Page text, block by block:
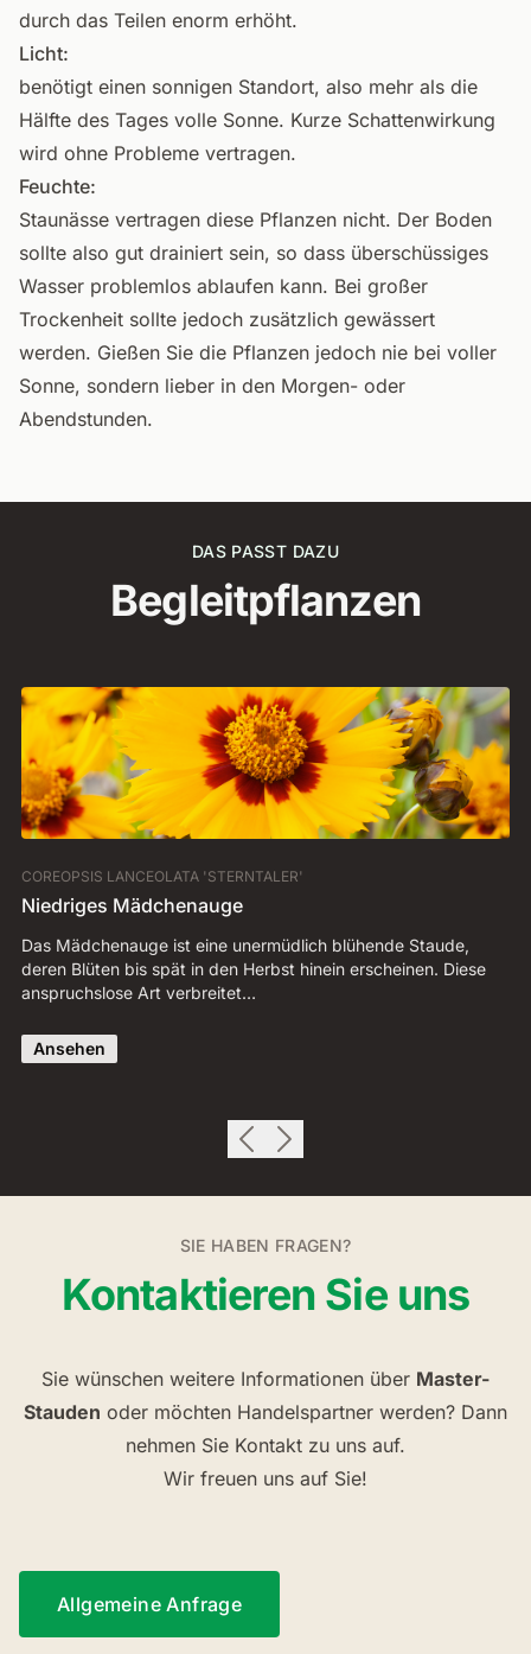
durch das Teilen enorm erhöht.
Licht:
benötigt einen sonnigen Standort, also mehr als die
Hälfte des Tages volle Sonne. Kurze Schattenwirkung
wird ohne Probleme vertragen.
Feuchte:
Staunässe vertragen diese Pflanzen nicht. Der Boden
sollte also gut drainiert sein, so dass überschüssiges
Wasser problemlos ablaufen kann. Bei großer
Trockenheit sollte jedoch zusätzlich gewässert
werden. Gießen Sie die Pflanzen jedoch nie bei voller
Sonne, sondern lieber in den Morgen- oder
Abendstunden.
DAS PASST DAZU
Begleitpflanzen
COREOPSIS LANCEOLATA 'STERNTALER'
Niedriges Mädchenauge
Das Mädchenauge ist eine unermüdlich blühende Staude,
deren Blüten bis spät in den Herbst hinein erscheinen. Diese
anspruchslose Art verbreitet…
Ansehen
SIE HABEN FRAGEN?
Kontaktieren Sie uns
Sie wünschen weitere Informationen über Master-
Stauden oder möchten Handelspartner werden? Dann
nehmen Sie Kontakt zu uns auf.
Wir freuen uns auf Sie!
Allgemeine Anfrage